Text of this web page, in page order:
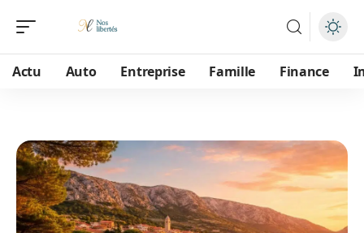
Actu Auto Entreprise Famille Finance